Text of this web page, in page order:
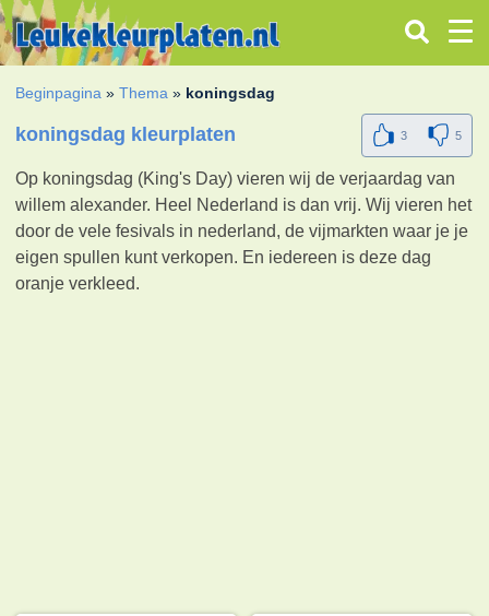
Beginpagina »Thema » koningsdag
koningsdag kleurplaten 3 5
Op koningsdag (King's Day) vieren wij de verjaardag van
willem alexander. Heel Nederland is dan vrij. Wij vieren het
door de vele fesivals in nederland, de vijmarkten waar je je
eigen spullen kunt verkopen. En iedereen is deze dag
oranje verkleed.